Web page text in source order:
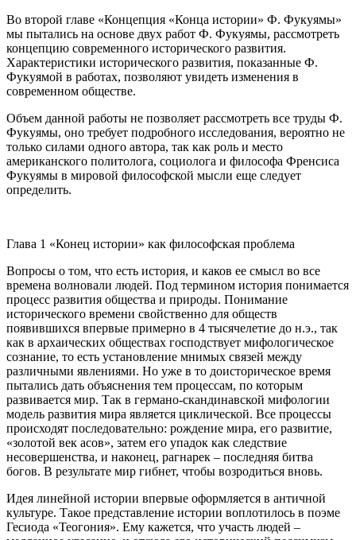
Во второй главе «Концепция «Конца истории» Ф. Фукуямы»
мы пытались на основе двух работ Ф. Фукуямы, рассмотреть
концепцию современного исторического развития.
Характеристики исторического развития, показанные Ф.
Фукуямой в работах, позволяют увидеть изменения в
современном обществе.
Объем данной работы не позволяет рассмотреть все труды Ф.
Фукуямы, оно требует подробного исследования, вероятно не
только силами одного автора, так как роль и место
американского политолога, социолога и философа Френсиса
Фукуямы в мировой философской мысли еще следует
определить.
Глава 1 «Конец истории» как философская проблема
Вопросы о том, что есть история, и каков ее смысл во все
времена волновали людей. Под термином история понимается
процесс развития общества и природы. Понимание
исторического времени свойственно для обществ
появившихся впервые примерно в 4 тысячелетие до н.э., так
как в архаических обществах господствует мифологическое
сознание, то есть установление мнимых связей между
различными явлениями. Но уже в то доисторическое время
пытались дать объяснения тем процессам, по которым
развивается мир. Так в германо-скандинавской мифологии
модель развития мира является циклической. Все процессы
происходят последовательно: рождение мира, его развитие,
«золотой век асов», затем его упадок как следствие
несовершенства, и наконец, рагнарек – последняя битва
богов. В результате мир гибнет, чтобы возродиться вновь.
Идея линейной истории впервые оформляется в античной
культуре. Такое представление истории воплотилось в поэме
Гесиода «Теогония». Ему кажется, что участь людей –